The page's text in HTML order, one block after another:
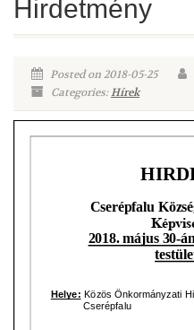
Hirdetmény
Posted on 2018-05-25
Categories:Hírek